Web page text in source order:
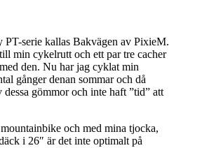
PT-serie kallas Bakvägen av PixieM.
min cykelrutt och ett par tre cacher
den. Nu har jag cyklat min
gånger denan sommar och då
gömmor och inte haft ”tid” att
och med mina tjocka,
i 26″ är det inte optimalt på